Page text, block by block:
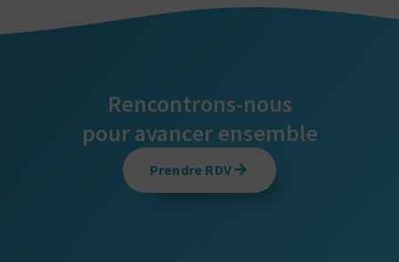
Rencontrons-nous
pour avancer ensemble
Prendre RDV